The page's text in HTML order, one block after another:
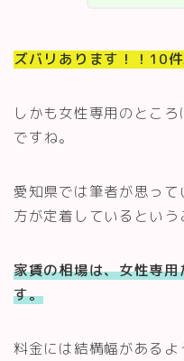
ズバリあります！！10
しかも女性専用のとこ
ですね。
愛知県では筆者が思っ
方が定着しているという
家賃の相場は、女性専
す。
料金には結構幅があるよ